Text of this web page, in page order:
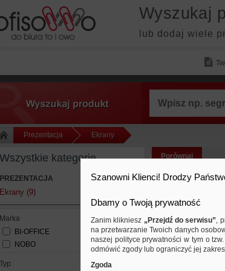
Wyszukaj
lub dodaj wiele
Prezentacja Ekrany
Wszystkie kategorie
PREZENTACJA
Ekrany (9)
Marka
BI-OFFICE
NOBO
typ
Porównaj
Szanowni Klienci! Drodzy
Dbamy o Twoją prywatność
Zanim klikniesz „Przejdź do serwisu”,
na przetwarzanie Twoich danych
naszej polityce prywatności w tym o
odmówić zgody lub ograniczyć jej
Zgoda